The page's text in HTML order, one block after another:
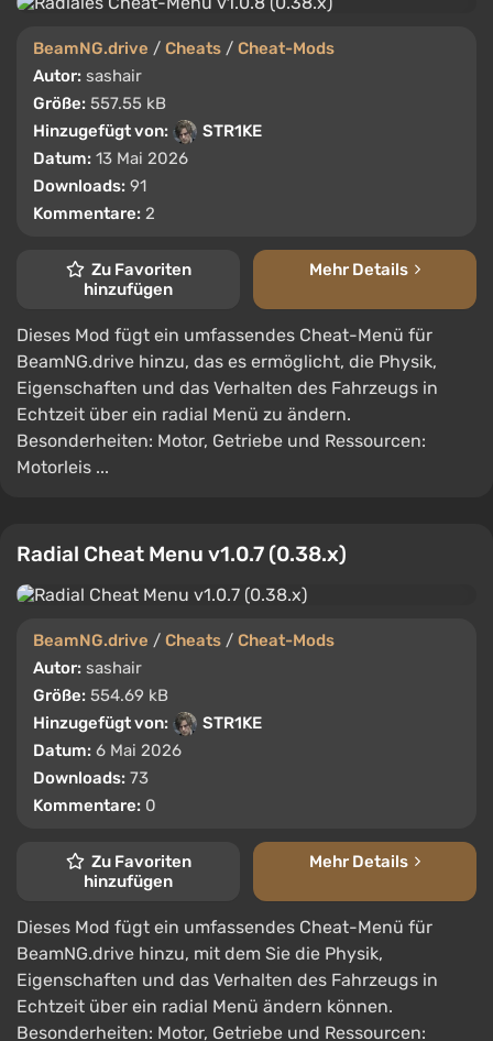
BeamNG.drive / Cheats / Cheat-Mods
Autor: sashair
Größe: 557.55 kB
Hinzugefügt von:
STR1KE
Datum: 13 Mai 2026
Downloads: 91
Kommentare: 2
Zu Favoriten
hinzufügen
Mehr Details
Dieses Mod fügt ein umfassendes Cheat-Menü für
BeamNG.drive hinzu, das es ermöglicht, die Physik,
Eigenschaften und das Verhalten des Fahrzeugs in
Echtzeit über ein radial Menü zu ändern.
Besonderheiten: Motor, Getriebe und Ressourcen:
Motorleis ...
Radial Cheat Menu v1.0.7 (0.38.x)
BeamNG.drive / Cheats / Cheat-Mods
Autor: sashair
Größe: 554.69 kB
Hinzugefügt von:
STR1KE
Datum: 6 Mai 2026
Downloads: 73
Kommentare: 0
Zu Favoriten
hinzufügen
Mehr Details
Dieses Mod fügt ein umfassendes Cheat-Menü für
BeamNG.drive hinzu, mit dem Sie die Physik,
Eigenschaften und das Verhalten des Fahrzeugs in
Echtzeit über ein radial Menü ändern können.
Besonderheiten: Motor, Getriebe und Ressourcen: